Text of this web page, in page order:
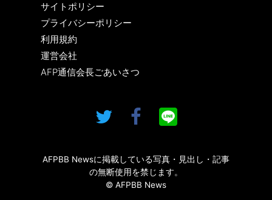
サイトポリシー
プライバシーポリシー
利用規約
運営会社
AFP通信会長ごあいさつ
AFPBB Newsに掲載している写真・見出し・記事
の無断使用を禁じます。
© AFPBB News